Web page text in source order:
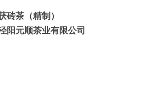
砖茶 （精制）
阳元顺茶业有限公司